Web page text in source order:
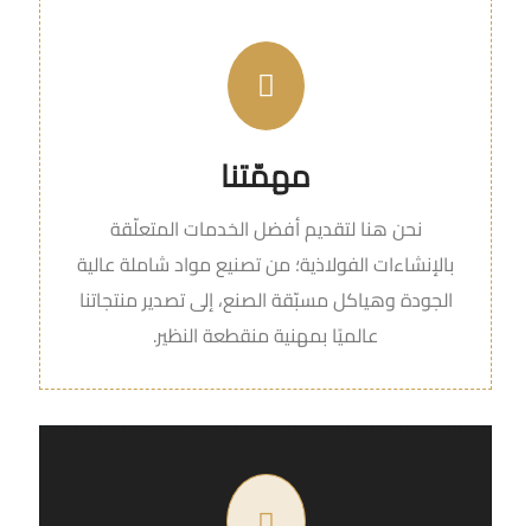
مهمّتنا
نحن هنا لتقديم أفضل الخدمات المتعلّقة
بالإنشاءات الفولاذية؛ من تصنيع مواد شاملة عالية
الجودة وهياكل مسبّقة الصنع، إلى تصدير منتجاتنا
عالميًا بمهنية منقطعة النظير.